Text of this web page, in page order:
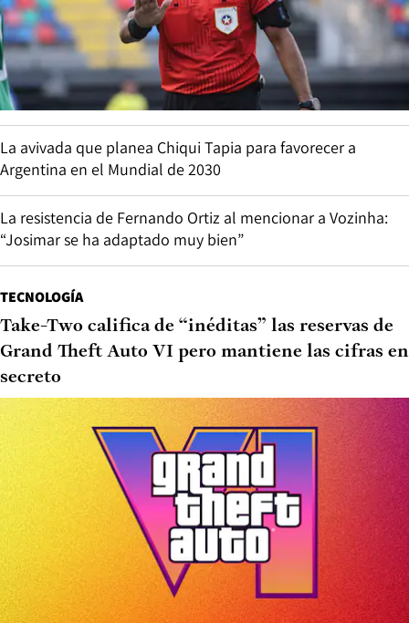
La avivada que planea Chiqui Tapia para favorecer a
Argentina en el Mundial de 2030
La resistencia de Fernando Ortiz al mencionar a Vozinha:
“Josimar se ha adaptado muy bien”
TECNOLOGÍA
Take-Two califica de “inéditas” las reservas de
Grand Theft Auto VI pero mantiene las cifras en
secreto